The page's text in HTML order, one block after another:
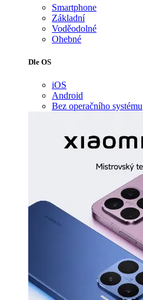
Smartphone
Základní
Voděodolné
Ohebné
Dle OS
iOS
Android
Bez operačního systému